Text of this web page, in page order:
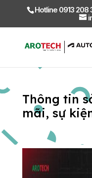
Hotline 0913 208
Thông tin
mãi, sự